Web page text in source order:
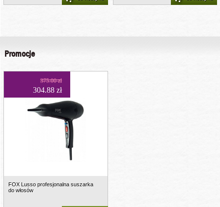
Promocje
375.00 zł
304.88 zł
FOX Lusso profesjonalna suszarka
do włosów